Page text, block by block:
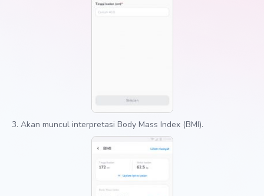
3. Akan muncul interpretasi Body Mass Index (BMI).